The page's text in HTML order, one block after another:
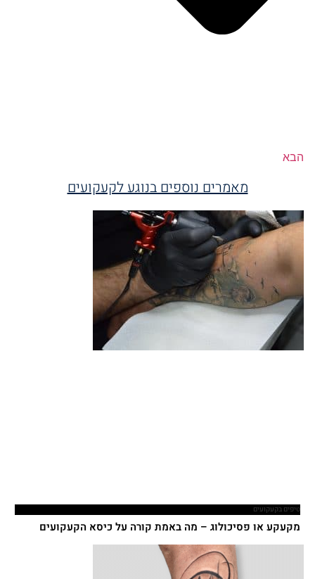
הבא
מאמרים נוספים בנוגע לקעקועים
טיפים בקעקועים
מקעקע או פסיכולוג – מה באמת קורה על כיסא הקעקועים